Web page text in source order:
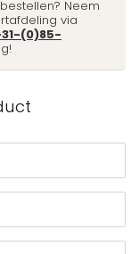
Neem
via
(0)85-